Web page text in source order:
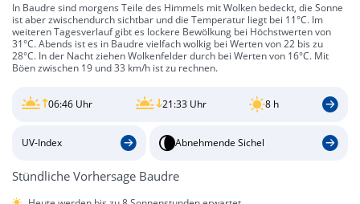
In Baudre sind morgens Teile des Himmels mit Wolken bedeckt, die Sonne
ist aber zwischendurch sichtbar und die Temperatur liegt bei 11°C. Im
weiteren Tagesverlauf gibt es lockere Bewölkung bei Höchstwerten von
31°C. Abends ist es in Baudre vielfach wolkig bei Werten von 22 bis zu
28°C. In der Nacht ziehen Wolkenfelder durch bei Werten von 16°C. Mit
Böen zwischen 19 und 33 km/h ist zu rechnen.
06:46 Uhr 21:33 Uhr 8 h
UV-Index Abnehmende Sichel
Stündliche Vorhersage Baudre